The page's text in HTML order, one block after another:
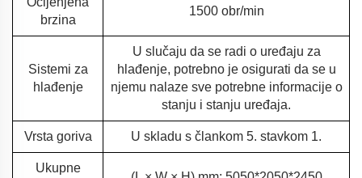
brzina
1500 obr/min
Sistemi za
hlađenje
U slučaju da se radi o uređaju za
hlađenje, potrebno je osigurati da se u
njemu nalaze sve potrebne informacije o
stanju i stanju uređaja.
Vrsta goriva U skladu s člankom 5. stavkom 1.
Ukupne